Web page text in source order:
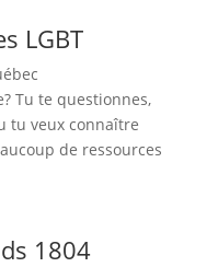
LGBT
Tu te questionnes,
tu veux connaître
de ressources
1804